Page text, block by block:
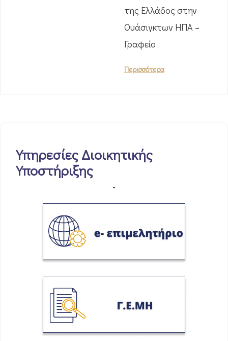
της Ελλάδος στην
Ουάσιγκτων ΗΠΑ –
Γραφείο
Περισσότερα
Υπηρεσίες Διοικητικής
Υποστήριξης
-